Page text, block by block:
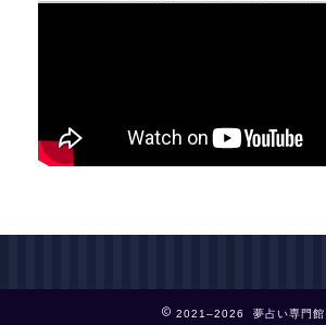
2021–2026 夢占い専門館
最新